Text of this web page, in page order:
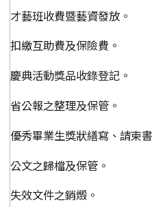
才藝班收費暨藝資發放。
扣繳互助費及保險費。
慶典活動獎品收錄登記。
省公報之整理及保管。
優秀畢業生獎狀繕寫、請柬
公文之歸檔及保管。
失效文件之銷燬。